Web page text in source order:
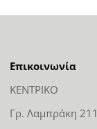
Επικοινωνία
ΚΕΝΤΡΙΚΟ
Γρ. Λαμπράκη 211